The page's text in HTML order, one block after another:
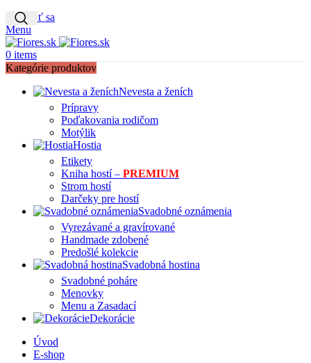
Prihlásiť sa
Menu
0 items
Kategórie produktov
Nevesta a ženích
Prípravy
Poďakovania rodičom
Motýlik
Hostia
Etikety
Kniha hostí – PREMIUM
Strom hostí
Darčeky pre hostí
Svadobné oznámenia
Vyrezávané a gravírované
Handmade zdobené
Predošlé kolekcie
Svadobná hostina
Svadobné poháre
Menovky
Menu a Zasadací
Dekorácie
Úvod
E-shop